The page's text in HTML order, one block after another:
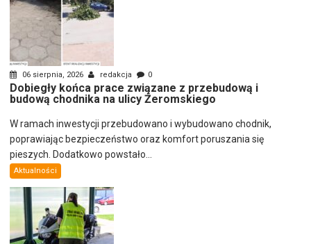
06 sierpnia, 2026 redakcja 0
Dobiegły końca prace związane z przebudową i
budową chodnika na ulicy Żeromskiego
W ramach inwestycji przebudowano i wybudowano chodnik,
poprawiając bezpieczeństwo oraz komfort poruszania się
pieszych. Dodatkowo powstało...
Aktualności